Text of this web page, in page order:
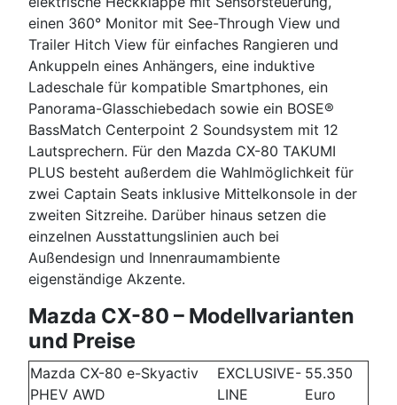
einen 360° Monitor mit See-Through View und
Trailer Hitch View für einfaches Rangieren und
Ankuppeln eines Anhängers, eine induktive
Ladeschale für kompatible Smartphones, ein
Panorama-Glasschiebedach sowie ein BOSE®
BassMatch Centerpoint 2 Soundsystem mit 12
Lautsprechern. Für den Mazda CX-80 TAKUMI
PLUS besteht außerdem die Wahlmöglichkeit für
zwei Captain Seats inklusive Mittelkonsole in der
zweiten Sitzreihe. Darüber hinaus setzen die
einzelnen Ausstattungslinien auch bei
Außendesign und Innenraumambiente
eigenständige Akzente.
Mazda CX-80 – Modellvarianten
und Preise
Mazda CX-80 e-Skyactiv
PHEV AWD
EXCLUSIVE-
LINE
55.350
Euro